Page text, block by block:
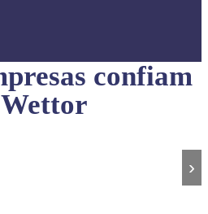
confiam
›